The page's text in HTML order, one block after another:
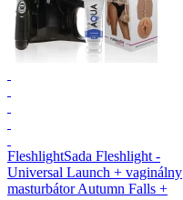
FleshlightSada Fleshlight -
Universal Launch + vaginálny
masturbátor Autumn Falls +